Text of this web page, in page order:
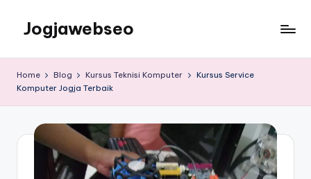
Jogjawebseo
Home Blog Kursus Teknisi Komputer
Kursus Service
Komputer Jogja Terbaik